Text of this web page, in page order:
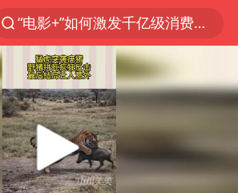
“电影+”如何激发千亿级消费新活力？
陈垣宇0-3张禹珍 国乒男单全军覆没
秋天的第一杯奶茶到底有多火
四川宜宾高县4.9级地震致1死